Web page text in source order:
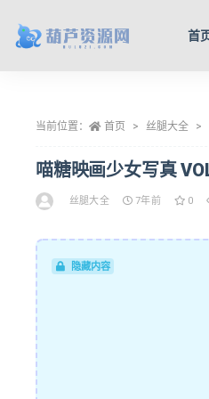
首
当前位置： 首页 丝腿大全
喵糖映画少女写真
丝腿大全 7年前 0
隐藏内容